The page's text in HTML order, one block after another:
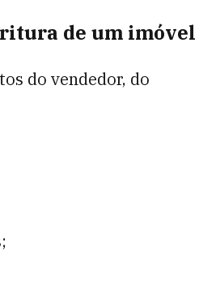
de um imóvel
do vendedor, do